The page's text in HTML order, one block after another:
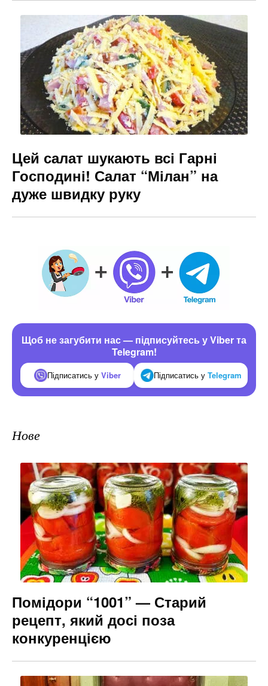
Цей салат шукають всі Гарні
Господині! Салат “Мілан” на
дуже швидку руку
Щоб не загубити нас — підписуйтесь у Viber та
Telegram!
Підписатись у Viber Підписатись у Telegram
Нове
Помідори “1001” — Старий
рецепт, який досі поза
конкуренцією